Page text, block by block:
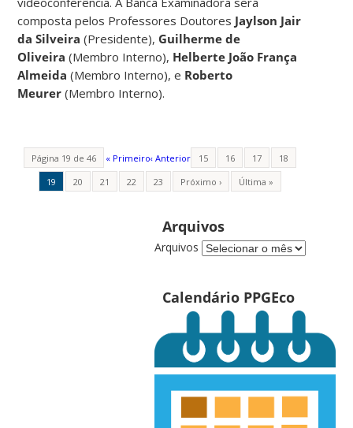
composta pelos Professores Doutores Jaylson Jair
da Silveira (Presidente), Guilherme de
Oliveira (Membro Interno), Helberte João França
Almeida (Membro Interno), e Roberto
Meurer(Membro Interno).
Página 19 de 46 « Primeiro‹ Anterior 15 16 17
18
19
20 21 22 23 Próximo › Última »
Arquivos
Arquivos
Calendário PPGEco